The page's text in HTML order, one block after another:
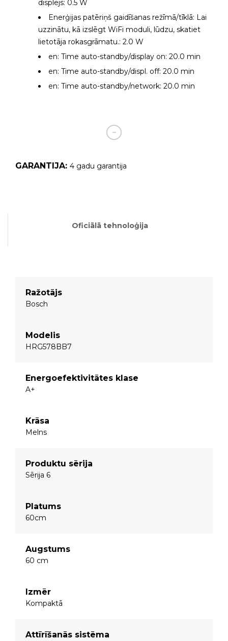
displejs: 0.5 W
Enerģijas patēriņš gaidīšanas režīmā/tīklā: Lai
uzzinātu, kā izslēgt WiFi moduli, lūdzu, skatiet
lietotāja rokasgrāmatu.: 2.0 W
en: Time auto-standby/display on: 20.0 min
en: Time auto-standby/displ. off: 20.0 min
en: Time auto-standby/network: 20.0 min
GARANTIJA: 4 gadu garantija
Oficiālā tehnoloģija
Ražotājs
Bosch
Modelis
HRG578BB7
Energoefektivitātes klase
A+
Krāsa
Melns
Produktu sērija
Sērija 6
Platums
60cm
Augstums
60 cm
Izmēr
Kompaktā
Attīrīšanās sistēma